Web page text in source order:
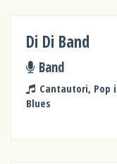
Di Di Band
Band
Cantautori, Pop
Blues